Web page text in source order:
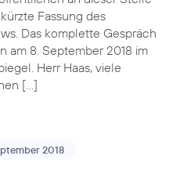
Fassung des
Das komplette Gespräch
am 8. September 2018 im
Herr Haas, viele
[…]
2018